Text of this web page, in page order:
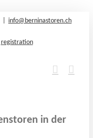
info@berninastoren.ch
registration
in der